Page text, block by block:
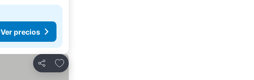
Ver precios
Compartir
Añadir a favoritos